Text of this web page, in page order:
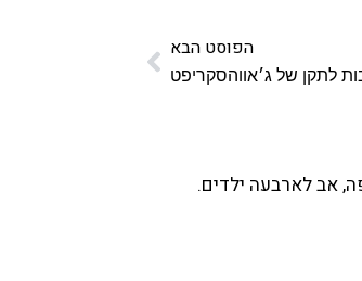
הפוסט הבא
אב לארבעה ילדים.